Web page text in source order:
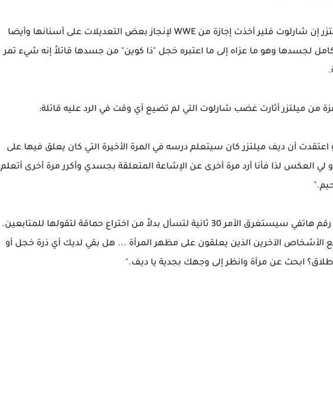
وقال الصحفي ديف ميلتزر إن شارلوت فلير أخذت إجازة من WWE لإنجاز بعض التعديلات على أسنانها وأيضا
لجسدها وهو ما عزاه إلى ما اعتبره خجل "ذا كوين" من جسدها قائلاً إنه شيء تمر
من ميلتزر أثارت غضب شارلوت التي لم تضيع أي وقت في الرد عليه قائلة:
أن ديف ميلتزر كان سيتعلم درسه في المرة الأخيرة التي كان يعلق فيها على
لي العكس لذا فأنا أرد مرة أخرى عن الإشاعة المتعلقة بجسدي وأكرر مرة أخرى أتعلم
وأضافت الملكة: "لديك رقم هاتفي سيستغرق الأمر 30 ثانية لتسأل بدلاً من اختراع حماقة لتقولها للمتابعين.
الآخرين الذين يعلقون على مظهر المرأة ... هل بقي لديك أي ذرة خجل أو
ابحث عن مرآة وانظر إلى وجهك بجدية يا ديف."